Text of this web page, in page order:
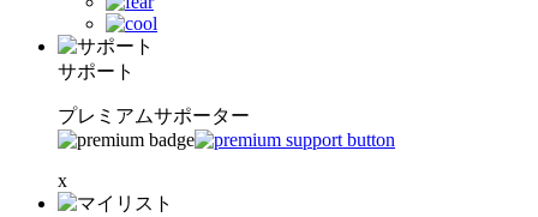
サポート
プレミアムサポーター
x